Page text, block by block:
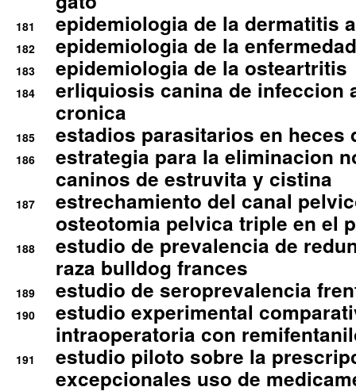
181 epidemiologia de la dermatitis
182 epidemiologia de la
183 epidemiologia de la osteartritis
184
erliquiosis canina de infeccion
cronica
185 estadios parasitarios en heces
186
estrategia para la eliminacion
caninos de estruvita y cistina
187
estrechamiento del canal
osteotomia pelvica triple en el
188
estudio de prevalencia de
raza bulldog frances
189 estudio de seroprevalencia
190
estudio experimental
intraoperatoria con
191
estudio piloto sobre la
excepcionales uso de